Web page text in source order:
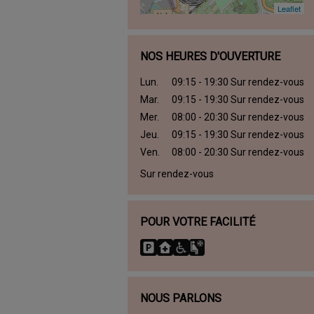
Leaflet
Leaflet
NOS HEURES D'OUVERTURE
Lun.
09:15 - 19:30 Sur rendez-vous
Mar.
09:15 - 19:30 Sur rendez-vous
Mer.
08:00 - 20:30 Sur rendez-vous
Jeu.
09:15 - 19:30 Sur rendez-vous
Ven.
08:00 - 20:30 Sur rendez-vous
Sur rendez-vous
POUR VOTRE FACILITÉ
NOUS PARLONS